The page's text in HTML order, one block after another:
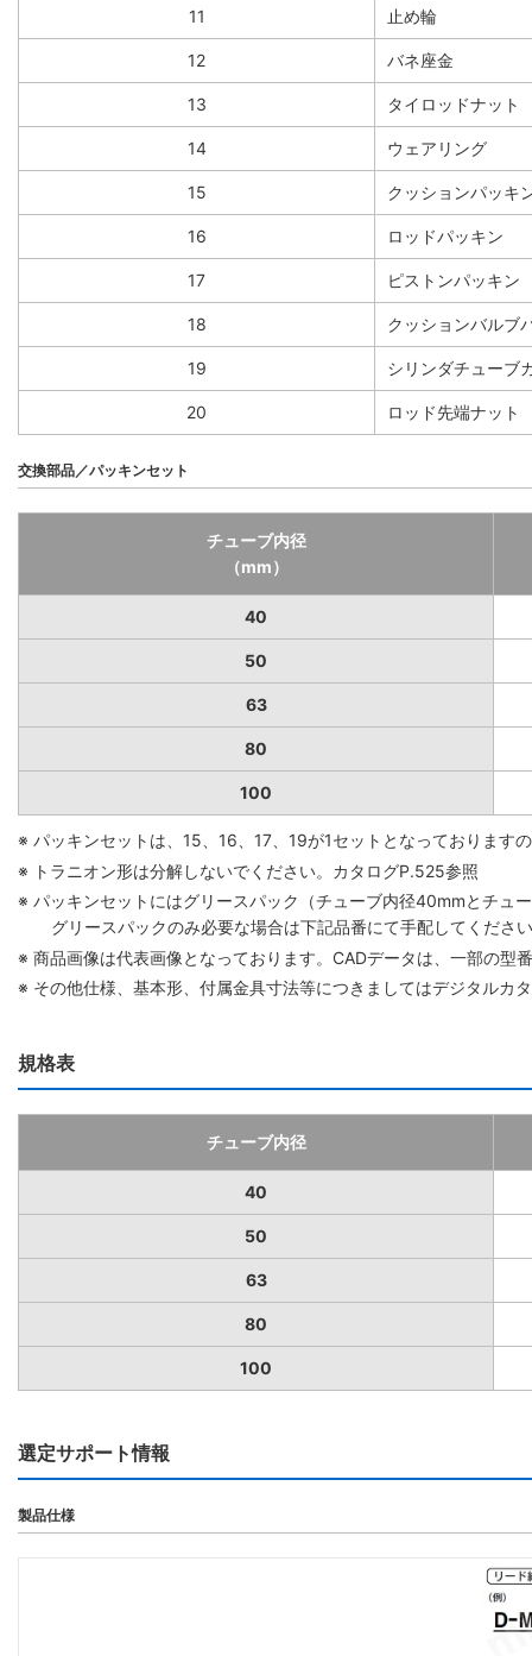
11 止め輪
12 バネ座金
13 タイロッドナット
14 ウェアリング
15 クッションパッキ
16 ロッドパッキン
17 ピストンパッキン
18 クッションバルブ
19 シリンダチューブ
20 ロッド先端ナット
交換部品／パッキンセット
チューブ内径
（mm）
40
50
63
80
100
※ パッキンセットは、15、16、17、19が1セットとなっております
※ トラニオン形は分解しないでください。カタログP.525参照
※ パッキンセットにはグリースパック（チューブ内径40mmとチ
グリースパックのみ必要な場合は下記品番にて手配してくだ
※ 商品画像は代表画像となっております。CADデータは、一部の型
※ その他仕様、基本形、付属金具寸法等につきましてはデジタルカ
規格表
チューブ内径
40
50
63
80
100
選定サポート情報
製品仕様